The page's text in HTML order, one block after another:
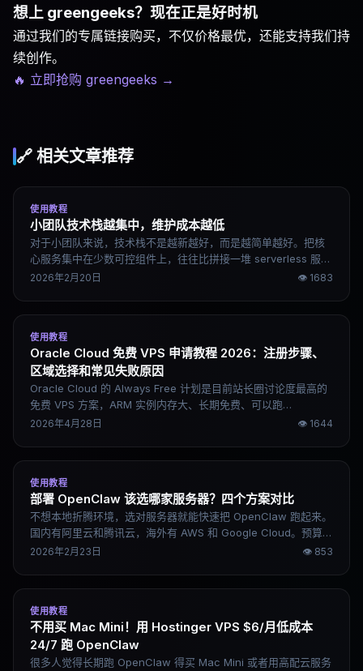
想上 greengeeks？现在正是好时机
通过我们的专属链接购买，不仅价格最优，还能支持我们持
续创作。
🔥 立即抢购 greengeeks →
🔗 相关文章推荐
使用教程
小团队技术栈越集中，维护成本越低
对于小团队来说，技术栈不是越新越好，而是越简单越好。把核
心服务集中在少数可控组件上，往往比拼接一堆 serverless 服务
更稳定、更省钱。合理组合开源框架 + 单一云厂商 + 对象存储备
2026年2月20日 👁 1683
使用教程
Oracle Cloud 免费 VPS 申请教程 2026：注册步骤、
区域选择和常见失败原因
Oracle Cloud 的 Always Free 计划是目前站长圈讨论度最高的
免费 VPS 方案，ARM 实例内存大、长期免费、可以跑
WordPress、Docker、n8n 这类轻量服务。但注册门槛和风控
2026年4月28日 👁 1644
使用教程
部署 OpenClaw 该选哪家服务器？四个方案对比
不想本地折腾环境，选对服务器就能快速把 OpenClaw 跑起来。
国内有阿里云和腾讯云，海外有 AWS 和 Google Cloud。预算和
用途不同，选法也不一样。
2026年2月23日 👁 853
使用教程
不用买 Mac Mini！用 Hostinger VPS $6/月低成本
24/7 跑 OpenClaw
很多人觉得长期跑 OpenClaw 得买 Mac Mini 或者用高配云服务